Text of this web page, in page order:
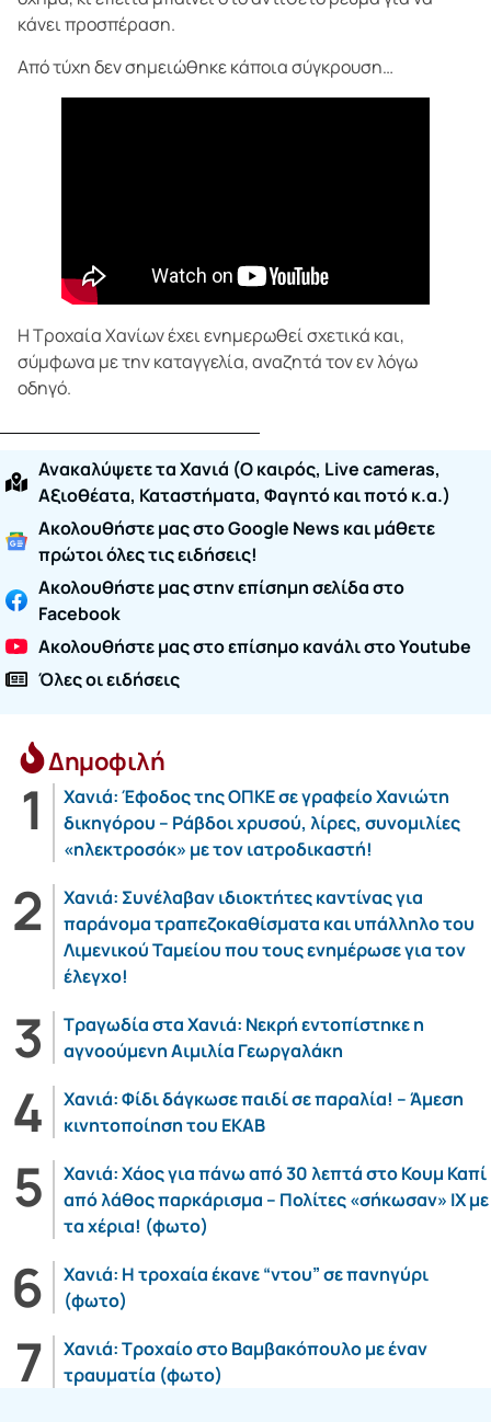
κάνει προσπέραση.
Από τύχη δεν σημειώθηκε κάποια σύγκρουση…
Η Τροχαία Χανίων έχει ενημερωθεί σχετικά και,
σύμφωνα με την καταγγελία, αναζητά τον εν λόγω
οδηγό.
Ανακαλύψετε τα Χανιά (O καιρός, Live cameras,
Αξιοθέατα, Καταστήματα, Φαγητό και ποτό κ.α.)
Ακολουθήστε μας στο Google News και μάθετε
πρώτοι όλες τις ειδήσεις!
Ακολουθήστε μας στην επίσημη σελίδα στο
Facebook
Ακολουθήστε μας στο επίσημο κανάλι στο Youtube
Όλες οι ειδήσεις
Δημοφιλή
Χανιά: Έφοδος της ΟΠΚΕ σε γραφείο Χανιώτη
δικηγόρου – Ράβδοι χρυσού, λίρες, συνομιλίες
«ηλεκτροσόκ» με τον ιατροδικαστή!
Χανιά: Συνέλαβαν ιδιοκτήτες καντίνας για
παράνομα τραπεζοκαθίσματα και υπάλληλο του
Λιμενικού Ταμείου που τους ενημέρωσε για τον
έλεγχο!
Τραγωδία στα Χανιά: Νεκρή εντοπίστηκε η
αγνοούμενη Αιμιλία Γεωργαλάκη
Χανιά: Φίδι δάγκωσε παιδί σε παραλία! – Άμεση
κινητοποίηση του ΕΚΑΒ
Χανιά: Χάος για πάνω από 30 λεπτά στο Κουμ Καπί
από λάθος παρκάρισμα – Πολίτες «σήκωσαν» ΙΧ με
τα χέρια! (φωτο)
Χανιά: Η τροχαία έκανε “ντου” σε πανηγύρι
(φωτο)
Χανιά: Τροχαίο στο Βαμβακόπουλο με έναν
τραυματία (φωτο)